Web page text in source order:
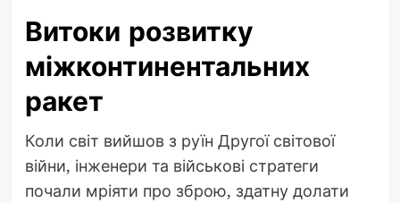
Витоки розвитку
міжконтинентальних
ракет
Коли світ вийшов з руїн Другої світової
війни, інженери та військові стратеги
почали мріяти про зброю, здатну долати